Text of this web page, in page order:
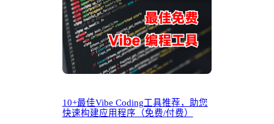
10+最佳Vibe Coding工具推荐，助您
快速构建应用程序（免费/付费）